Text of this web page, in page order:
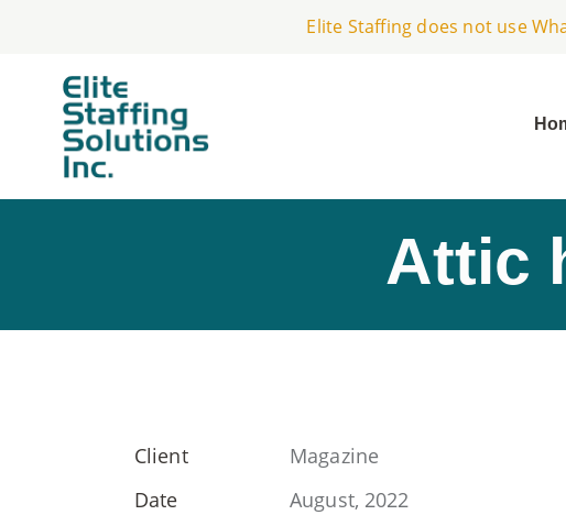
Elite Staffing does not use
Attic
Client
Magazine
Date
August, 2022